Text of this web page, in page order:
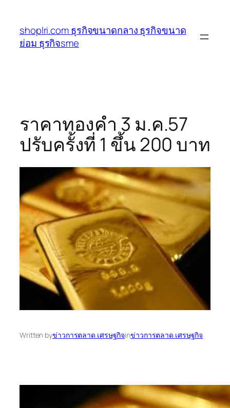
เนื้อหา
shoplri.com ธุรกิจขนาดกลาง ธุรกิจขนาด
ย่อม ธุรกิจsme
ราคาทองคำ 3 ม.ค.57
ปรับครั้งที่ 1 ขึ้น 200 บาท
Written byข่าวการตลาด เศรษฐกิจinข่าวการตลาด เศรษฐกิจ